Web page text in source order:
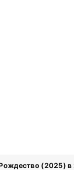
(2025) в